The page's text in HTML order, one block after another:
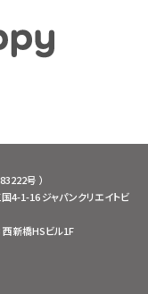
号 ）
1-16 ジャパンクリエイトビ
新橋HSビル1F